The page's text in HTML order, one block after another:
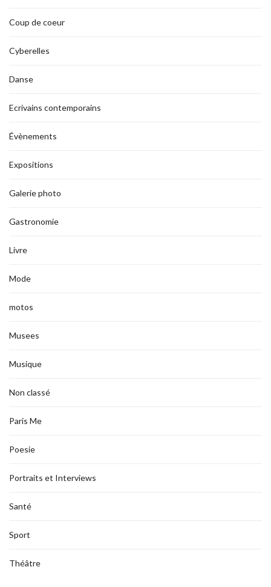
Coup de coeur
Cyberelles
Danse
Ecrivains contemporains
Évènements
Expositions
Galerie photo
Gastronomie
Livre
Mode
motos
Musees
Musique
Non classé
Paris Me
Poesie
Portraits et Interviews
Santé
Sport
Théâtre